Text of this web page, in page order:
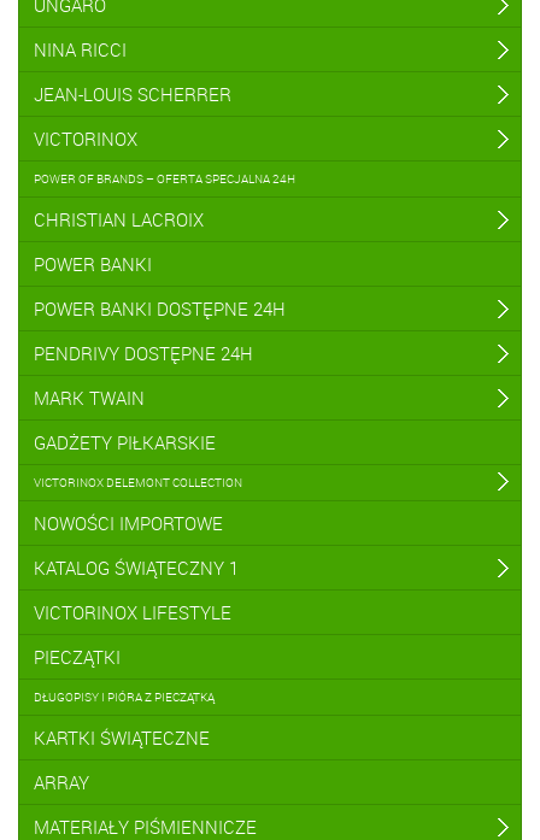
UNGARO
NINA RICCI
JEAN-LOUIS SCHERRER
VICTORINOX
POWER OF BRANDS – OFERTA SPECJALNA 24H
CHRISTIAN LACROIX
POWER BANKI
POWER BANKI DOSTĘPNE 24H
PENDRIVY DOSTĘPNE 24H
MARK TWAIN
GADŻETY PIŁKARSKIE
VICTORINOX DELEMONT COLLECTION
NOWOŚCI IMPORTOWE
KATALOG ŚWIĄTECZNY 1
VICTORINOX LIFESTYLE
PIECZĄTKI
DŁUGOPISY I PIÓRA Z PIECZĄTKĄ
KARTKI ŚWIĄTECZNE
ARRAY
MATERIAŁY PIŚMIENNICZE